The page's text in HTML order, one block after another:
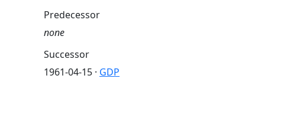
Predecessor
none
Successor
1961-04-15 · GDP